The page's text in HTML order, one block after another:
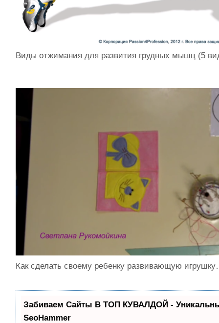
Виды отжимания для развития грудных мышц (5
Как сделать своему ребенку развивающую
Забиваем Сайты В ТОП КУВАЛДОЙ -
SeoHammer